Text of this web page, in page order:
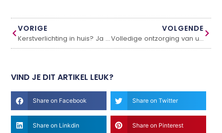
VORIGE
Kerstverlichting in huis? Ja natuurlijk!
VOLGENDE
Volledige ontzorging van uw VVE beheer
VIND JE DIT ARTIKEL LEUK?
Share on Facebook Share on Twitter
Share on Linkdin Share on Pinterest